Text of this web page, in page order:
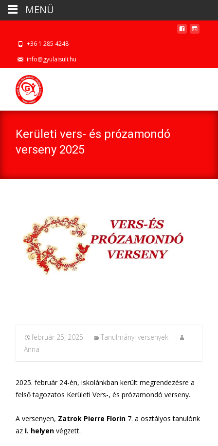
+36 1 285 4248
info@gyulaisuli.hu
Kerületi vers- és prózamondó
verseny 2025
február 25, 2025
Tanulmányi versenyek
Anna
2025. február 24-én, iskolánkban került megrendezésre a
felső tagozatos Kerületi Vers-, és prózamondó verseny.
A versenyen, Zatrok Pierre Florin 7. a osztályos tanulónk
az I. helyen végzett.
MENÜ